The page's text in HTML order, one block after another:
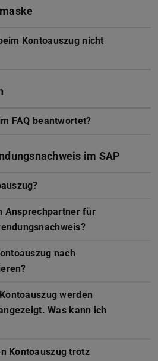
Kontoauszug nicht
FAQ beantwortet?
im SAP
Ansprechpartner für
nach
werden
Was kann ich
Kontoauszug trotz